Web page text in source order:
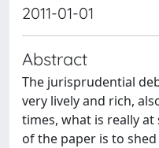
2011-01-01
Abstract
The jurisprudential
very lively and rich,
times, what is really at
of the paper is to